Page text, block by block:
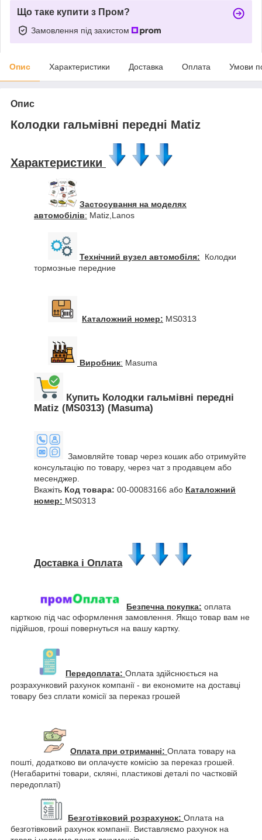
Що таке купити з Пром?
Замовлення під захистом
Опис Характеристики Доставка Оплата Умови
Опис
Колодки гальмівні передні Matiz
Характеристики
Застосування на моделях
автомобілів: Matiz,Lanos
Технічний вузел автомобіля: Колодки
тормозные передние
Каталожний номер: MS0313
Виробник: Masuma
Купить Колодки гальмівні передні
Matiz (MS0313) (Masuma)
Замовляйте товар через кошик або отримуйте
консультацію по товару, через чат з продавцем або
месенджер.
Вкажіть Код товара: 00-00083166 або Каталожний
номер: MS0313
Доставка і Оплата
Безпечна покупка: оплата
карткою під час оформлення замовлення. Якщо товар вам не
підійшов, гроші повернуться на вашу картку.
Передоплата: Оплата здійснюється на
розрахунковий рахунок компанії - ви економите на доставці
товару без сплати комісії за переказ грошей
Оплата при отриманні: Оплата товару на
пошті, додатково ви оплачуєте комісію за переказ грошей.
(Негабаритні товари, скляні, пластикові деталі по частковій
передоплаті)
Безготівковий розрахунок: Оплата на
безготівковий рахунок компанії. Виставляємо рахунок на